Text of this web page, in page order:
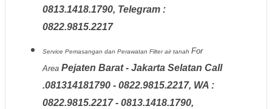
0813.1418.1790, Telegram :
0822.9815.2217
Service Pemasangan dan Perawatan Filter air tanah For
Area Pejaten Barat - Jakarta Selatan Call
.081314181790 - 0822.9815.2217, WA :
0822.9815.2217 - 0813.1418.1790,